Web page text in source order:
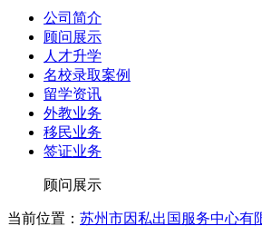
公司简介
顾问展示
人才升学
名校录取案例
留学资讯
外教业务
移民业务
签证业务
顾问展示
当前位置： 苏州市因私出国服务中心有